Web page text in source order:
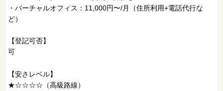
・バーチャルオフィス：11,000円〜/月（住所利用+電話代行な
ど）
【登記可否】
可
【安さレベル】
★☆☆☆☆（高級路線）